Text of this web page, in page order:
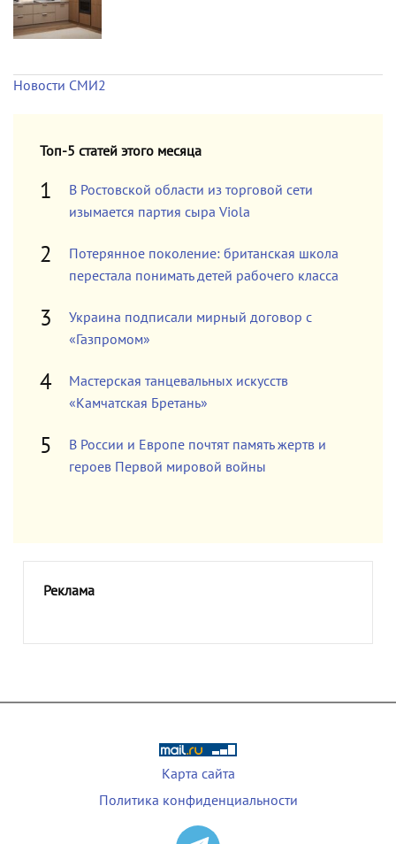
Новости СМИ2
Топ-5 статей этого месяца
В Ростовской области из торговой сети
изымается партия сыра Viola
Потерянное поколение: британская школа
перестала понимать детей рабочего класса
Украина подписали мирный договор с
«Газпромом»
Мастерская танцевальных искусств
«Камчатская Бретань»
В России и Европе почтят память жертв и
героев Первой мировой войны
Реклама
Карта сайта
Политика конфиденциальности